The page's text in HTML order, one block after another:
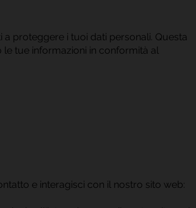
a proteggere i tuoi dati personali. Questa
tue informazioni in conformità al
e interagisci con il nostro sito web: